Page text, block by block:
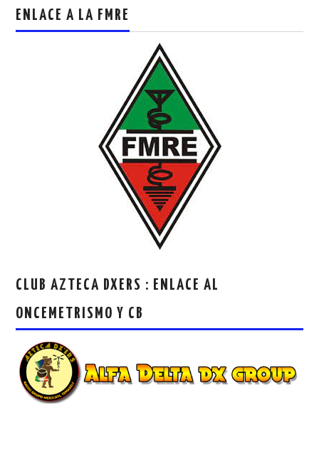
ENLACE A LA FMRE
CLUB AZTECA DXERS : ENLACE AL
ONCEMETRISMO Y CB